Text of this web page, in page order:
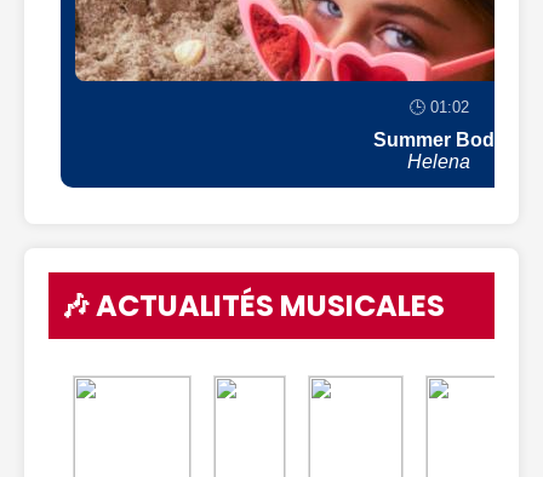
🕒 01:02
Summer Body
Helena
🎶 ACTUALITÉS MUSICALES